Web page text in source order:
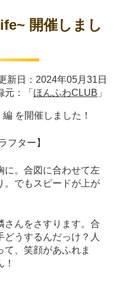
開催しまし
日：2024年05月31日
元：「 ほんふわCLUB 」
を開催しました！
フター】
に。合図に合わせて左
。でもスピードが上が
さんをさすります。合
うするんだっけ？人
、笑顔があふれま